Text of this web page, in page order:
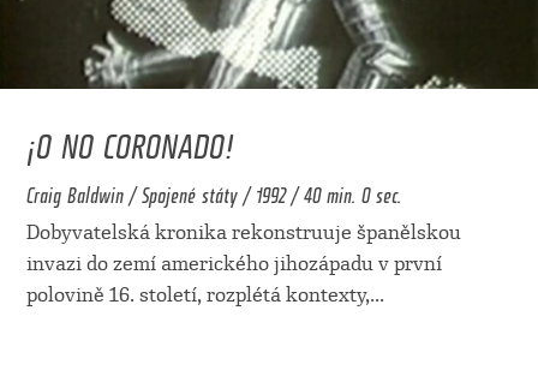
¡O NO CORONADO!
Craig Baldwin / Spojené státy / 1992 / 40 min. 0 sec.
Dobyvatelská kronika rekonstruuje španělskou
invazi do zemí amerického jihozápadu v první
polovině 16. století, rozplétá kontexty,...